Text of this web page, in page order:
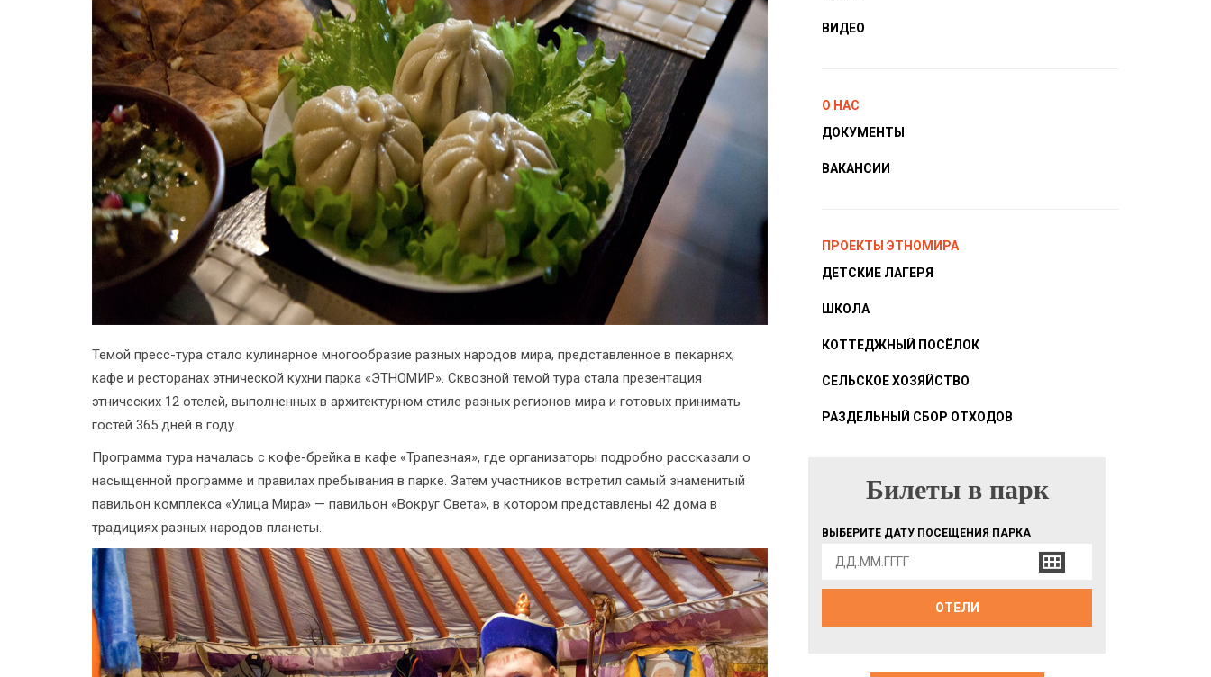
Темой пресс-тура стало кулинарное многообразие разных народов мира, представленное в пекарнях,
кафе и ресторанах этнической кухни парка «ЭТНОМИР». Сквозной темой тура стала презентация
этнических 12 отелей, выполненных в архитектурном стиле разных регионов мира и готовых принимать
гостей 365 дней в году.
Программа тура началась с кофе-брейка в кафе «Трапезная», где организаторы подробно рассказали о
насыщенной программе и правилах пребывания в парке. Затем участников встретил самый знаменитый
павильон комплекса «Улица Мира» — павильон «Вокруг Света», в котором представлены 42 дома в
традициях разных народов планеты.
ВИДЕО
О НАС
ДОКУМЕНТЫ
ВАКАНСИИ
ПРОЕКТЫ ЭТНОМИРА
ДЕТСКИЕ ЛАГЕРЯ
ШКОЛА
КОТТЕДЖНЫЙ ПОСЁЛОК
СЕЛЬСКОЕ ХОЗЯЙСТВО
РАЗДЕЛЬНЫЙ СБОР ОТХОДОВ
БИЛЕТЫ В ПАРК
Билеты в парк
ВЫБЕРИТЕ ДАТУ ПОСЕЩЕНИЯ ПАРКА
ОТЕЛИ